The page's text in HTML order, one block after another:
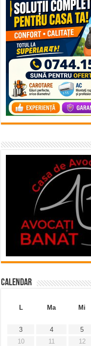
Calendar
L
Ma Mi
3
4 5
10
11 12